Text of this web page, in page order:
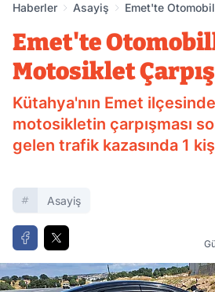
Haberler Asayiş
Emet'te
Emet'te
Motosiklet
Kütahya'nın Emet
motosikletin çarpışması
gelen trafik kazasında 1
Asayiş